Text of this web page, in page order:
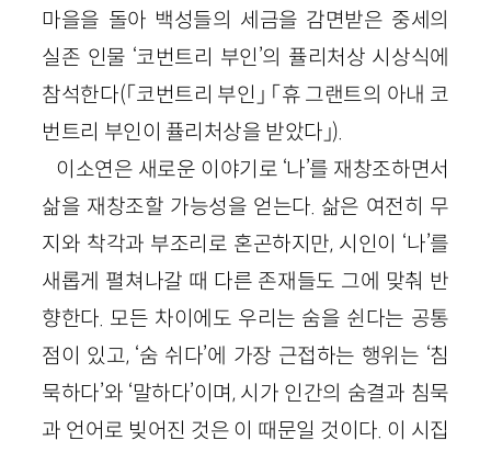
마을을 돌아 백성들의 세금을 감면받은 중세의
실존 인물 ‘코번트리 부인’의 퓰리처상 시상식에
참석한다(「코번트리 부인」 「휴 그랜트의 아내 코
번트리 부인이 퓰리처상을 받았다」).
이소연은 새로운 이야기로 ‘나’를 재창조하면서
삶을 재창조할 가능성을 얻는다. 삶은 여전히 무
지와 착각과 부조리로 혼곤하지만, 시인이 ‘나’를
새롭게 펼쳐나갈 때 다른 존재들도 그에 맞춰 반
향한다. 모든 차이에도 우리는 숨을 쉰다는 공통
점이 있고, ‘숨 쉬다’에 가장 근접하는 행위는 ‘침
묵하다’와 ‘말하다’이며, 시가 인간의 숨결과 침묵
과 언어로 빚어진 것은 이 때문일 것이다. 이 시집